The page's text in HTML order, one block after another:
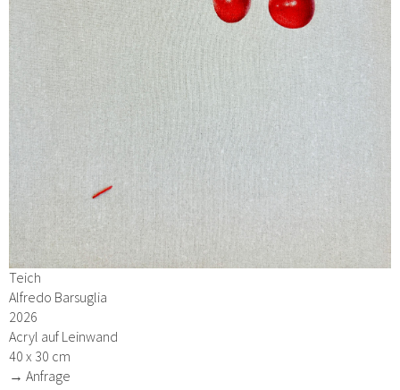
Teich
Alfredo Barsuglia
2026
Acryl auf Leinwand
40 x 30 cm
→ Anfrage